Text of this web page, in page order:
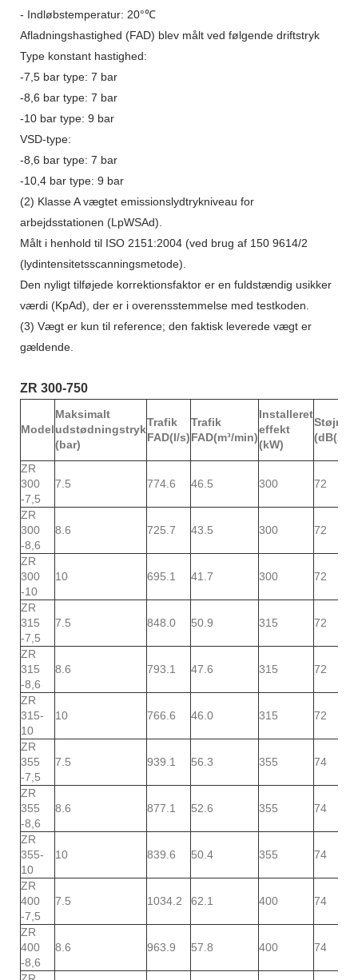
- Indløbstemperatur: 20°℃
Afladningshastighed (FAD) blev målt ved følgende driftstryk
Type konstant hastighed:
-7,5 bar type: 7 bar
-8,6 bar type: 7 bar
-10 bar type: 9 bar
VSD-type:
-8,6 bar type: 7 bar
-10,4 bar type: 9 bar
(2) Klasse A vægtet emissionslydtrykniveau for
arbejdsstationen (LpWSAd).
Målt i henhold til ISO 2151:2004 (ved brug af 150 9614/2
(lydintensitetsscanningsmetode).
Den nyligt tilføjede korrektionsfaktor er en fuldstændig usikker
værdi (KpAd), der er i overensstemmelse med testkoden.
(3) Vægt er kun til reference; den faktisk leverede vægt er
gældende.
ZR 300-750
Model
Maksimalt
udstødningstryk
(bar)
Trafik
FAD(l/s)
Trafik
FAD(m³/min)
Installeret
effekt
(kW)
(dB(A))
ZR
300
-7,5
7.5 774.6 46.5 300 72
ZR
300
-8,6
8.6 725.7 43.5 300 72
ZR
300
-10
10 695.1 41.7 300 72
ZR
315
-7,5
7.5 848.0 50.9 315 72
ZR
315
-8,6
8.6 793.1 47.6 315 72
ZR
315-
10
10 766.6 46.0 315 72
ZR
355
-7,5
7.5 939.1 56.3 355 74
ZR
355
-8,6
8.6 877.1 52.6 355 74
ZR
355-
10
10 839.6 50.4 355 74
ZR
400
-7,5
7.5 1034.2 62.1 400 74
ZR
400
-8,6
8.6 963.9 57.8 400 74